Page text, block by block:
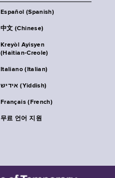
Español (Spanish)
中文 (Chinese)
Kreyòl Ayisyen
(Haitian-Creole)
Italiano (Italian)
אידיש (Yiddish)
Français (French)
무료 언어 지원